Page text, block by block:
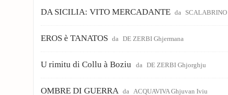
DA SICILIA: VITO MERCADANTE da
EROS è TANATOS da DE ZERBI Ghjermana
U rimitu di Collu à Boziu da DE ZERBI Ghjorghju
OMBRE DI GUERRA da ACQUAVIVA Ghjuvan Iviu